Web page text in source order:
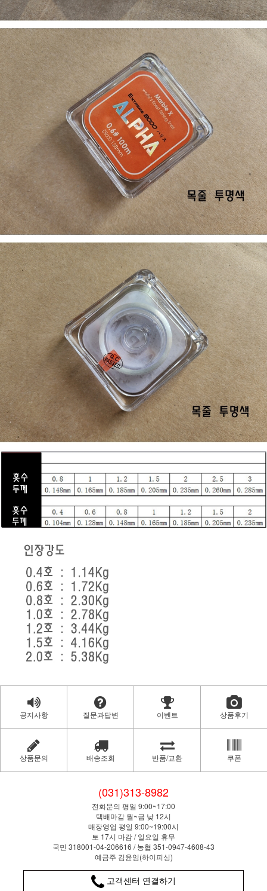
공지사항 질문과답변 이벤트 상품후기
상품문의 배송조회 반품/교환 쿠폰
(031)313-8982
전화문의 평일 9:00~17:00
택배마감 월~금 낮 12시
매장영업 평일 9:00~19:00시
토 17시 마감 / 일요일 휴무
국민 318001-04-206616 / 농협 351-0947-4608-43
예금주 김윤임(하이피싱)
고객센터 연결하기